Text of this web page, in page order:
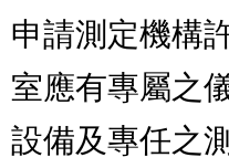
申請測定機構
室應有專屬之
設備及專任之